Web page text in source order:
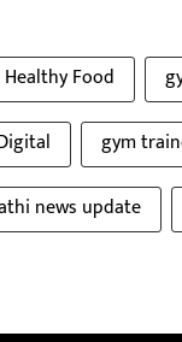
Healthy Food
gym
news update